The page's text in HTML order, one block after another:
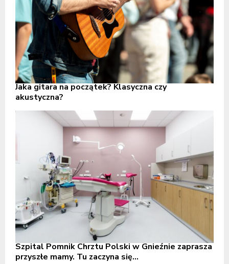
Jaka gitara na początek? Klasyczna czy
akustyczna?
Szpital Pomnik Chrztu Polski w Gnieźnie zaprasza
przyszłe mamy. Tu zaczyna się...